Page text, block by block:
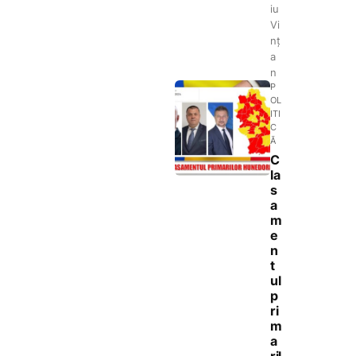
iu
Vi
nț
a
n
P
OL
ITI
C
Ă
C
la
s
a
m
e
n
t
ul
p
ri
m
a